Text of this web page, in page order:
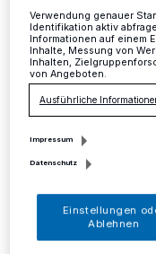
Weil ein
Mitarbeiter des
Montagmorgen,
21 in Metzkausen
Verwendung genauer
Identifikation aktiv
Informationen auf einem
Inhalte, Messung von
Inhalten,
von Angeboten.
Ausführliche
Impressum
Datenschutz
Einstellungen
Ablehnen